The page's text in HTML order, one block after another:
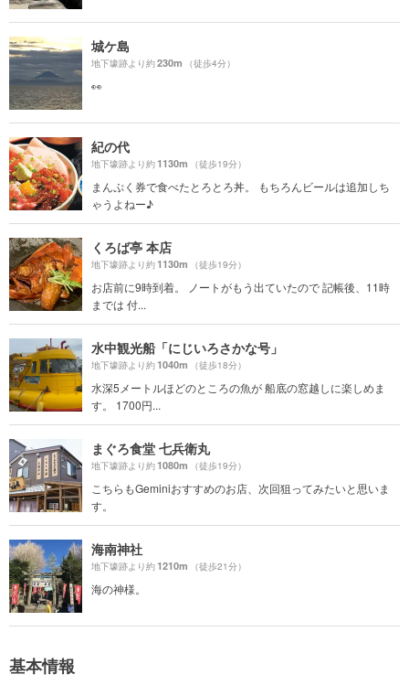
城ケ島
地下壕跡より約230m （徒歩4分）
👀
紀の代
地下壕跡より約1130m （徒歩19分）
まんぷく券で食べたとろとろ丼。 もちろんビールは追加しち
ゃうよねー♪
くろば亭 本店
地下壕跡より約1130m （徒歩19分）
お店前に9時到着。 ノートがもう出ていたので 記帳後、11時
までは 付...
水中観光船「にじいろさかな号」
地下壕跡より約1040m （徒歩18分）
水深5メートルほどのところの魚が 船底の窓越しに楽しめま
す。 1700円...
まぐろ食堂 七兵衛丸
地下壕跡より約1080m （徒歩19分）
こちらもGeminiおすすめのお店、次回狙ってみたいと思いま
す。
海南神社
地下壕跡より約1210m （徒歩21分）
海の神様。
基本情報